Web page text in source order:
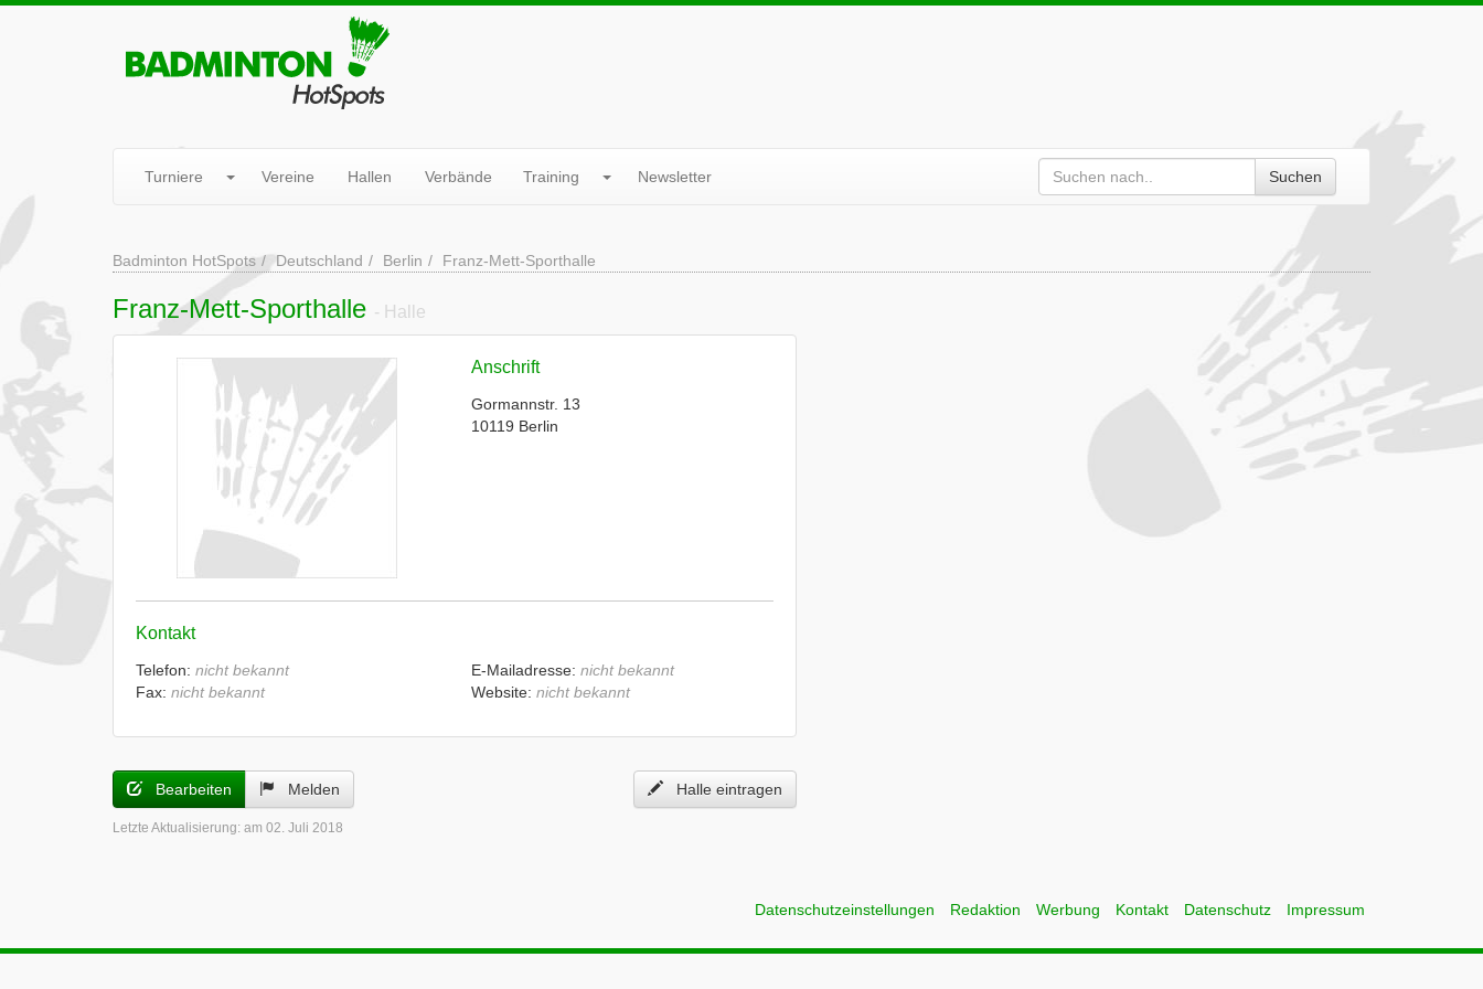
Turniere Vereine Hallen Verbände Training Newsletter Suchen
Badminton HotSpots Deutschland Berlin Franz-Mett-Sporthalle
Franz-Mett-Sporthalle - Halle
Anschrift
Gormannstr. 13
10119 Berlin
Kontakt
Telefon: nicht bekannt
Fax: nicht bekannt
E-Mailadresse: nicht bekannt
Website: nicht bekannt
Bearbeiten Melden Halle eintragen
Letzte Aktualisierung: am 02. Juli 2018
Datenschutzeinstellungen Redaktion Werbung Kontakt Datenschutz Impressum